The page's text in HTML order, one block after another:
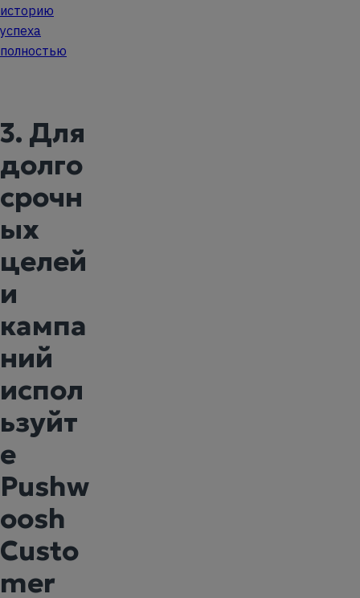
историю
успеха
полностью
3. Для
долго
срочн
ых
целей
и
кампа
ний
испол
ьзуйт
е
Pushw
oosh
Custo
mer